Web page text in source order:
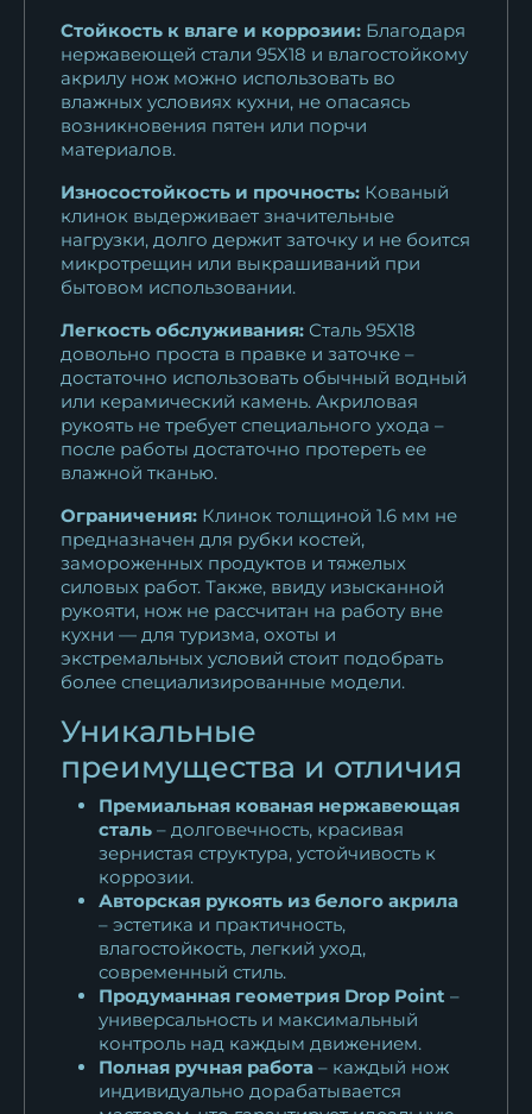
Стойкость к влаге и коррозии: Благодаря
нержавеющей стали 95Х18 и влагостойкому
акрилу нож можно использовать во
влажных условиях кухни, не опасаясь
возникновения пятен или порчи
материалов.
Износостойкость и прочность: Кованый
клинок выдерживает значительные
нагрузки, долго держит заточку и не боится
микротрещин или выкрашиваний при
бытовом использовании.
Легкость обслуживания: Сталь 95Х18
довольно проста в правке и заточке –
достаточно использовать обычный водный
или керамический камень. Акриловая
рукоять не требует специального ухода –
после работы достаточно протереть ее
влажной тканью.
Ограничения: Клинок толщиной 1.6 мм не
предназначен для рубки костей,
замороженных продуктов и тяжелых
силовых работ. Также, ввиду изысканной
рукояти, нож не рассчитан на работу вне
кухни — для туризма, охоты и
экстремальных условий стоит подобрать
более специализированные модели.
Уникальные
преимущества и отличия
Премиальная кованая нержавеющая
сталь – долговечность, красивая
зернистая структура, устойчивость к
коррозии.
Авторская рукоять из белого акрила
– эстетика и практичность,
влагостойкость, легкий уход,
современный стиль.
Продуманная геометрия Drop Point –
универсальность и максимальный
контроль над каждым движением.
Полная ручная работа – каждый нож
индивидуально дорабатывается